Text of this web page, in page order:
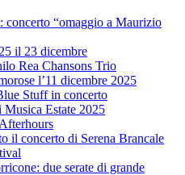
concerto “omaggio a Maurizio
il 23 dicembre
Rea Chansons Trio
l’11 dicembre 2025
Stuff in concerto
Estate 2025
il concerto di Serena Brancale
due serate di grande